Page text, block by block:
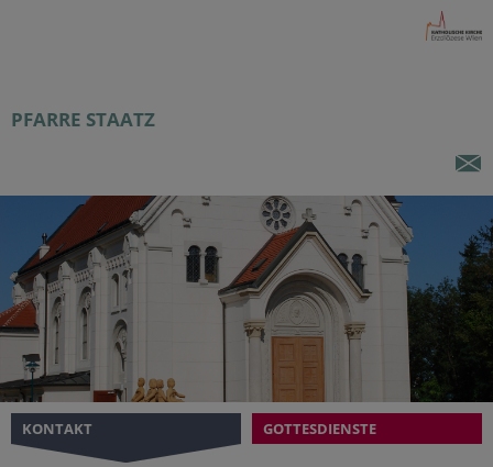
PFARRE STAATZ
KONTAKT GOTTESDIENSTE